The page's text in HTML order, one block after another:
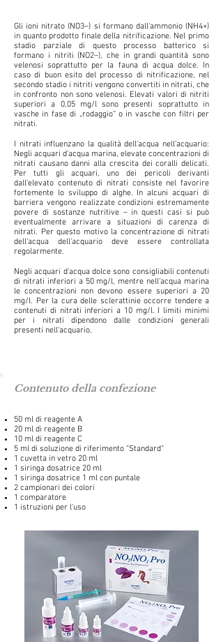
Gli ioni nitrato (NO3–) si formano dall‘ammonio (NH4+)
in quanto prodotto finale della nitrificazione. Nel primo
stadio parziale di questo processo batterico si
formano i nitriti (NO2–), che in grandi quantità sono
velenosi soprattutto per la fauna di acqua dolce. In
caso di buon esito del processo di nitrificazione, nel
secondo stadio i nitriti vengono convertiti in nitrati, che
in confronto non sono velenosi. Elevati valori di nitriti
superiori a 0,05 mg/l sono presenti soprattutto in
vasche in fase di „rodaggio“ o in vasche con filtri per
nitrati.
I nitrati influenzano la qualità dell‘acqua nell‘acquario:
Negli acquari d‘acqua marina, elevate concentrazioni di
nitrati causano danni alla crescita dei coralli delicati.
Per tutti gli acquari, uno dei pericoli derivanti
dall‘elevato contenuto di nitrati consiste nel favorire
fortemente lo sviluppo di alghe. In alcuni acquari di
barriera vengono realizzate condizioni estremamente
povere di sostanze nutritive – in questi casi si può
eventualmente arrivare a situazioni di carenza di
nitrati. Per questo motivo la concentrazione di nitrati
dell‘acqua dell‘acquario deve essere controllata
regolarmente.
Negli acquari d‘acqua dolce sono consigliabili contenuti
di nitrati inferiori a 50 mg/l, mentre nell‘acqua marina
le concentrazioni non devono essere superiori a 20
mg/l. Per la cura delle sclerattinie occorre tendere a
contenuti di nitrati inferiori a 10 mg/l. I limiti minimi
per i nitrati dipendono dalle condizioni generali
presenti nell‘acquario.
Contenuto della confezione
50 ml di reagente A
20 ml di reagente B
10 ml di reagente C
5 ml di soluzione di riferimento “Standard“
1 cuvetta in vetro 20 ml
1 siringa dosatrice 20 ml
1 siringa dosatrice 1 ml con puntale
2 campionari dei colori
1 comparatore
1 istruzioni per l‘uso